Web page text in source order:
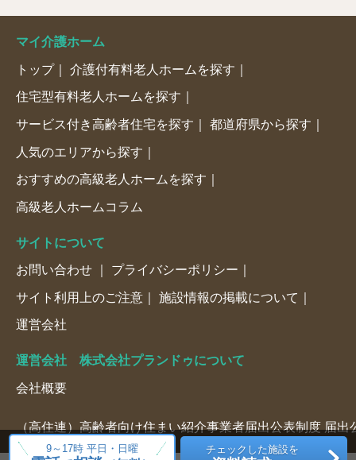
9～17時 平日・日曜 チェックした施設を
マイ介護ホーム
トップ 介護付有料老人ホームを探す
住宅型有料老人ホームを探す
サービス付き高齢者住宅を探す 都道府県から探す
人気のエリアから探す
おすすめの高級老人ホームを探す
高級老人ホームコラム
サイトについて
お問い合わせ プライバシーポリシー
サイト利用上のご注意 施設情報の掲載について
運営会社
運営会社 株式会社プランドゥについて
会社概要
（高住連）高齢者向け住まい紹介事業者届出公表制度 届出